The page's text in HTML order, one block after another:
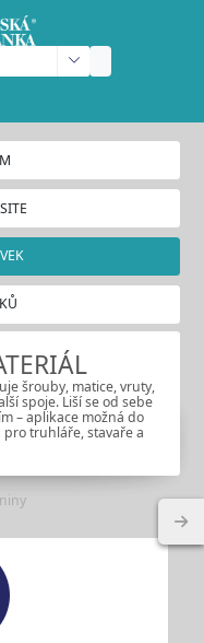
šrouby, matice, vruty,
spoje. Liší se od sebe
– aplikace možná do
truhláře, stavaře a